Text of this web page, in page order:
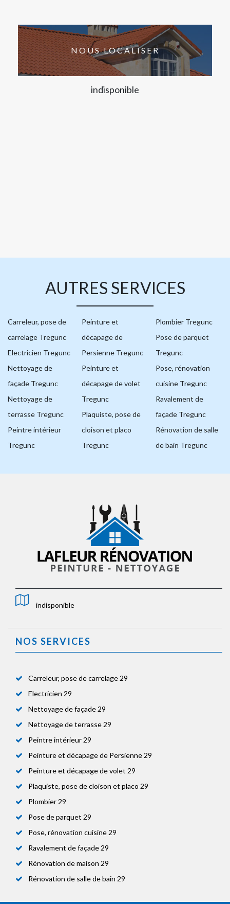
NOUS LOCALISER
indisponible
AUTRES SERVICES
Carreleur, pose de
carrelage Tregunc
Electricien Tregunc
Nettoyage de
façade Tregunc
Nettoyage de
terrasse Tregunc
Peintre intérieur
Tregunc
Peinture et
décapage de
Persienne Tregunc
Peinture et
décapage de volet
Tregunc
Plaquiste, pose de
cloison et placo
Tregunc
Plombier Tregunc
Pose de parquet
Tregunc
Pose, rénovation
cuisine Tregunc
Ravalement de
façade Tregunc
Rénovation de salle
de bain Tregunc
indisponible
NOS SERVICES
Carreleur, pose de carrelage 29
Electricien 29
Nettoyage de façade 29
Nettoyage de terrasse 29
Peintre intérieur 29
Peinture et décapage de Persienne 29
Peinture et décapage de volet 29
Plaquiste, pose de cloison et placo 29
Plombier 29
Pose de parquet 29
Pose, rénovation cuisine 29
Ravalement de façade 29
Rénovation de maison 29
Rénovation de salle de bain 29